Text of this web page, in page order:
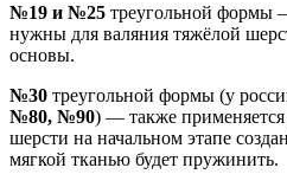
№19 и №25 треугольной формы
нужны для валяния тяжёлой
основы.
№30 треугольной формы (у
№80, №90) — также применяется
шерсти на начальном этапе
мягкой тканью будет пружинить.